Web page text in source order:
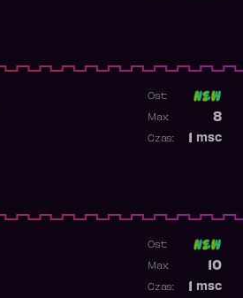
Ost:
8
Max:
msc
Czas:
Ost:
10
Max:
msc
Czas: